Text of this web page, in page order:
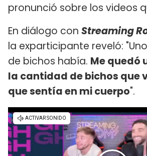
pronunció sobre los videos
En diálogo con Streaming
la exparticipante reveló:
de bichos había. Me quedó
la cantidad de bichos que
que sentía en mi cuerpo".